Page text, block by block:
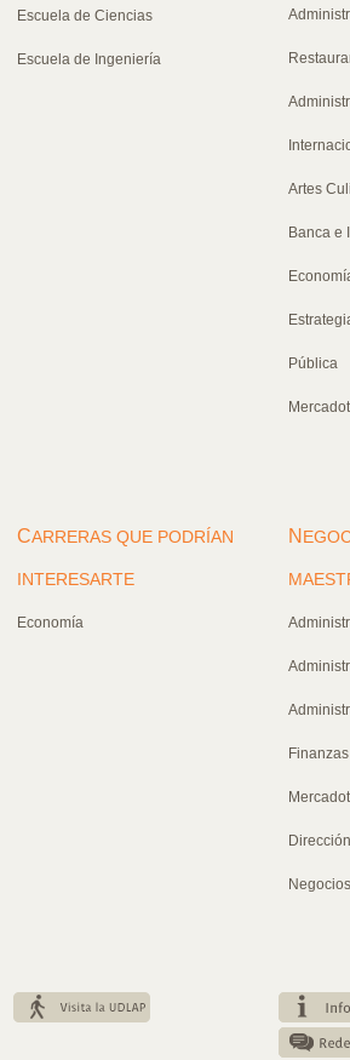
Escuela de Ciencias
Escuela de Ingeniería
Artes
Banca e
Pública
CARRERAS QUE PODRÍAN
INTERESARTE
Economía
N